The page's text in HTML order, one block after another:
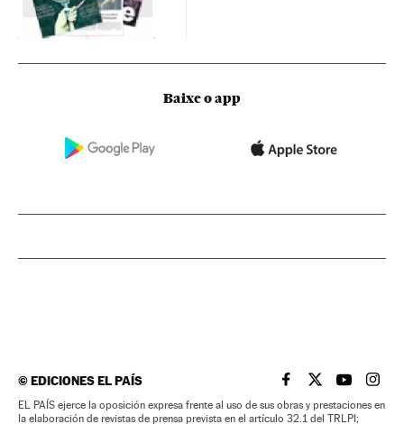
Baixe o app
©EDICIONES EL PAÍS EL PAÍS BRASIL EN
EL PAÍSEL PAÍS
EL
EL PAÍS ejerce la oposición expresa frente al uso de sus obras y prestaciones en
la elaboración de revistas de prensa prevista en el artículo 32.1 del TRLPI;